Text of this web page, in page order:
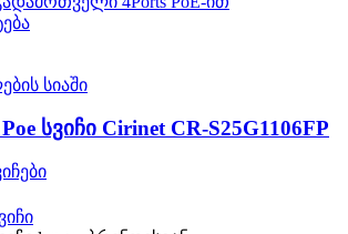
სიაში
სვიჩი Cirinet CR-S25G1106FP